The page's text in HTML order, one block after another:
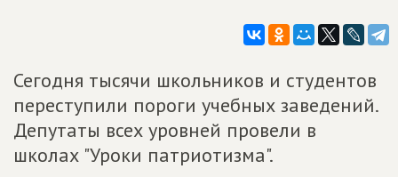
Сегодня тысячи школьников и студентов
переступили пороги учебных заведений.
Депутаты всех уровней провели в
школах "Уроки патриотизма".